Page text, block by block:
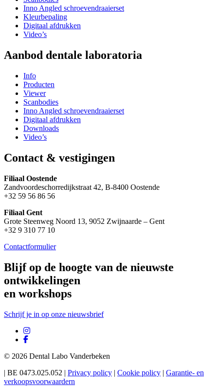
Inno Angled schroevendraaierset
Kleurbepaling
Digitaal afdrukken
Video’s
Aanbod dentale laboratoria
Info
Producten
Viewer
Scanbodies
Inno Angled schroevendraaierset
Digitaal afdrukken
Downloads
Video’s
Contact & vestigingen
Filiaal Oostende
Zandvoordeschorredijkstraat 42, B-8400 Oostende
+32 59 56 86 56
Filiaal Gent
Grote Steenweg Noord 13, 9052 Zwijnaarde – Gent
+32 9 310 77 10
Contactformulier
Blijf op de hoogte van de nieuwste
ontwikkelingen
en workshops
Schrijf je in op onze nieuwsbrief
© 2026 Dental Labo Vanderbeken
| BE 0473.025.052 | Privacy policy | Cookie policy | Garantie- en
verkoopsvoorwaardern